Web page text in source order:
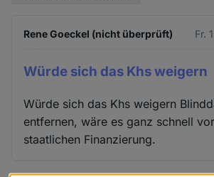
Rene Goeckel (nicht überprüft) Fr.
Würde sich das Khs weigern
Würde sich das Khs weigern
entfernen, wäre es ganz schnell
staatlichen Finanzierung.